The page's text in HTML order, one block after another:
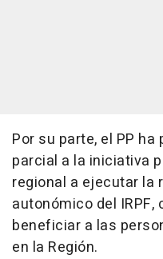
Por su parte, el PP
parcial a la iniciativa
regional a ejecutar la
autonómico del IRPF,
beneficiar a las
en la Región.